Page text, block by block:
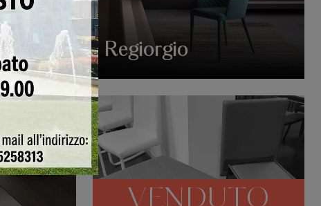
Regiorgio
VENDUTO